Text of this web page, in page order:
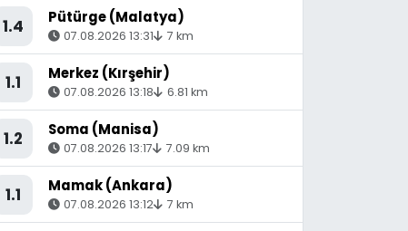
1.4 Pütürge (Malatya)
07.08.2026 13:31 7 km
1.1 Merkez (Kırşehir)
07.08.2026 13:18 6.81 km
1.2 Soma (Manisa)
07.08.2026 13:17 7.09 km
1.1 Mamak (Ankara)
07.08.2026 13:12 7 km